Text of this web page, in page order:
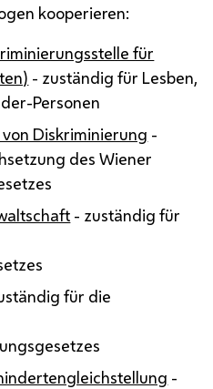
kooperieren:
für
- zuständig für Lesben,
Personen
Diskriminierung -
des Wiener
- zuständig für
für die
-